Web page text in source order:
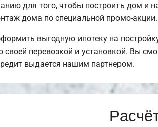
для того, чтобы построить дом
дома по специальной промо-акции.
выгодную ипотеку на
своей перевозкой и установкой. Вы
выдается нашим партнером.